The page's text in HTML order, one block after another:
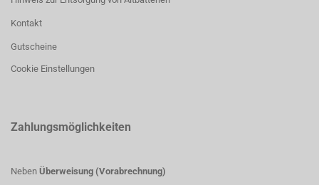
Kontakt
Gutscheine
Cookie Einstellungen
Zahlungsmöglichkeiten
Neben Überweisung (Vorabrechnung)